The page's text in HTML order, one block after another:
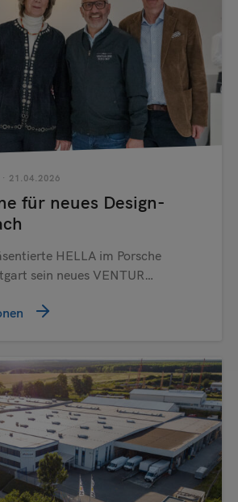
· 21.04.2026
für neues Design-
HELLA im Porsche
sein neues VENTUR…